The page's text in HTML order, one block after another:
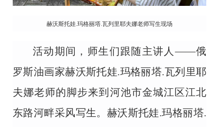
赫沃斯托娃.玛格丽塔.瓦列里耶夫娜老师写生现场
活动期间，师生们跟随主讲人——俄
罗斯油画家赫沃斯托娃.玛格丽塔.瓦列里耶
夫娜老师的脚步来到河池市金城江区江北
东路河畔采风写生。赫沃斯托娃.玛格丽塔.